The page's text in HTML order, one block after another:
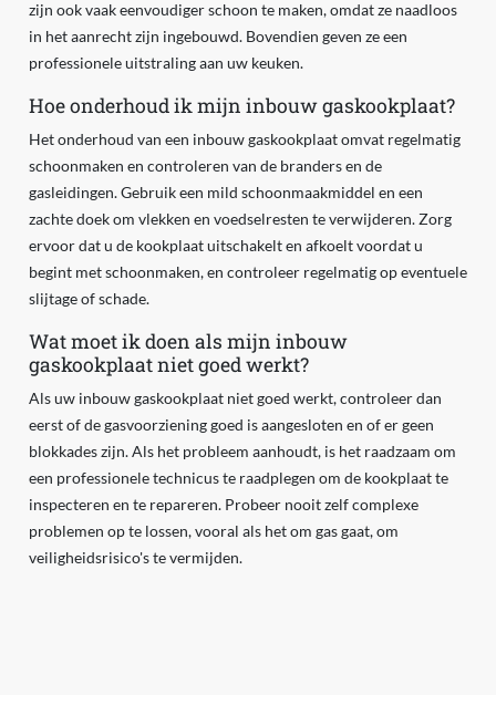
zijn ook vaak eenvoudiger schoon te maken, omdat ze naadloos
in het aanrecht zijn ingebouwd. Bovendien geven ze een
professionele uitstraling aan uw keuken.
Hoe onderhoud ik mijn inbouw gaskookplaat?
Het onderhoud van een inbouw gaskookplaat omvat regelmatig
schoonmaken en controleren van de branders en de
gasleidingen. Gebruik een mild schoonmaakmiddel en een
zachte doek om vlekken en voedselresten te verwijderen. Zorg
ervoor dat u de kookplaat uitschakelt en afkoelt voordat u
begint met schoonmaken, en controleer regelmatig op eventuele
slijtage of schade.
Wat moet ik doen als mijn inbouw
gaskookplaat niet goed werkt?
Als uw inbouw gaskookplaat niet goed werkt, controleer dan
eerst of de gasvoorziening goed is aangesloten en of er geen
blokkades zijn. Als het probleem aanhoudt, is het raadzaam om
een professionele technicus te raadplegen om de kookplaat te
inspecteren en te repareren. Probeer nooit zelf complexe
problemen op te lossen, vooral als het om gas gaat, om
veiligheidsrisico's te vermijden.